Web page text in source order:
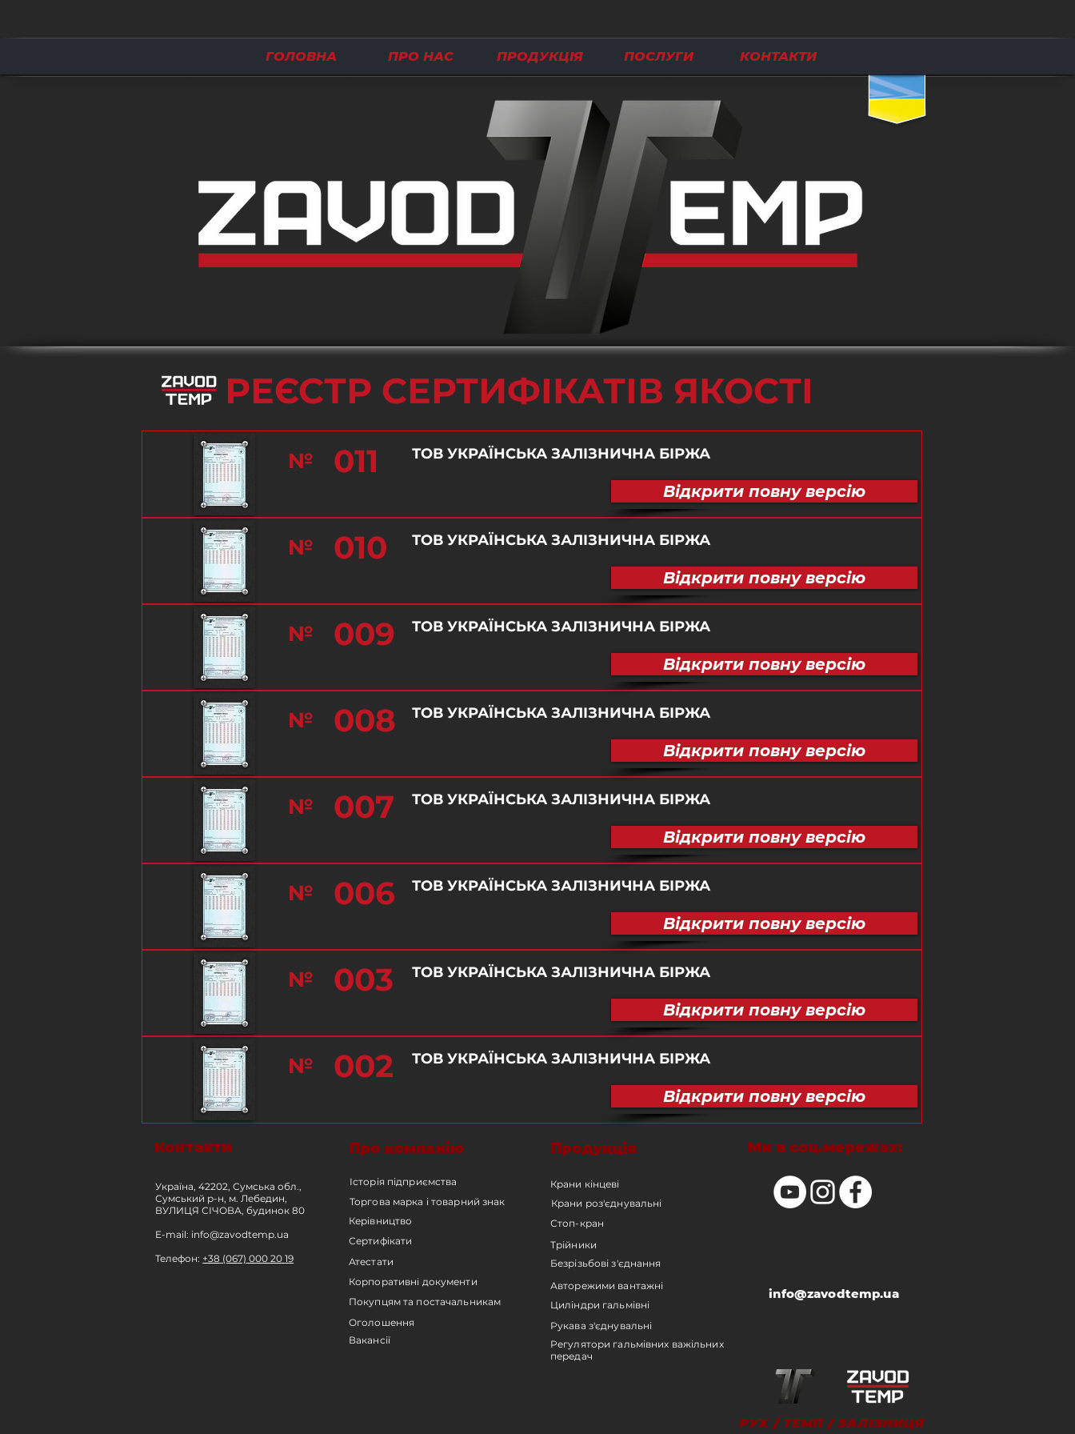
ГОЛОВНА ПРО НАС ПРОДУКЦІЯ ПОСЛУГИ КОНТАКТИ
РЕЄСТР СЕРТИФІКАТІВ ЯКОСТІ
№ 011 ТОВ УКРАЇНСЬКА ЗАЛІЗНИЧНА БІРЖА
Відкрити повну версію
№ 010 ТОВ УКРАЇНСЬКА ЗАЛІЗНИЧНА БІРЖА
Відкрити повну версію
№ 009 ТОВ УКРАЇНСЬКА ЗАЛІЗНИЧНА БІРЖА
Відкрити повну версію
№ 008 ТОВ УКРАЇНСЬКА ЗАЛІЗНИЧНА БІРЖА
Відкрити повну версію
№ 007 ТОВ УКРАЇНСЬКА ЗАЛІЗНИЧНА БІРЖА
Відкрити повну версію
№ 006 ТОВ УКРАЇНСЬКА ЗАЛІЗНИЧНА БІРЖА
Відкрити повну версію
№ 003 ТОВ УКРАЇНСЬКА ЗАЛІЗНИЧНА БІРЖА
Відкрити повну версію
№ 002 ТОВ УКРАЇНСЬКА ЗАЛІЗНИЧНА БІРЖА
Відкрити повну версію
Контакти
Україна, 42202, Сумська обл.,
Сумський р-н, м. Лебедин,
ВУЛИЦЯ СІЧОВА, будинок 80
E-mail: info@zavodtemp.ua
Телефон: +38 (067) 000 20 19
Про компанію
Історія підприємства
Торгова марка і товарний знак
Керівництво
Сертифікати
Атестати
Корпоративні документи
Покупцям та постачальникам
Оголошення
Вакансії
Продукція
Крани кінцеві
Крани роз'єднувальні
Стоп-кран
Трійники
Безрізьбові з'єднання
Авторежими вантажні
Циліндри гальмівні
Рукава з'єднувальні
Регулятори гальмівних важільних
передач
Ми в соц.мережах:
info@zavodtemp.ua
РУХ / ТЕМП / ЗАЛІЗНИЦЯ